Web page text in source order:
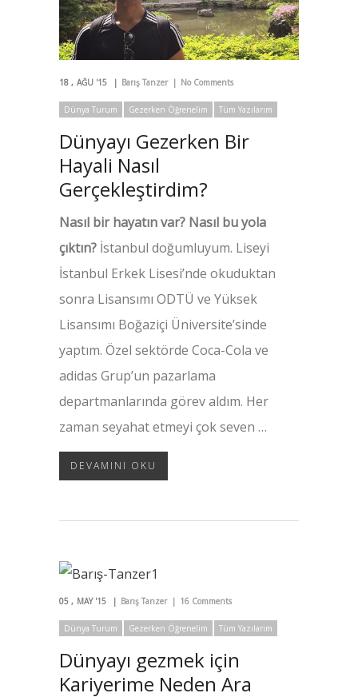
18 AĞU '15 Barış Tanzer No Comments
Dünya Turum Gezerken Öğrenelim Tüm Yazılarım
Dünyayı Gezerken Bir
Hayali Nasıl
Gerçekleştirdim?
Nasıl bir hayatın var? Nasıl bu yola
çıktın? İstanbul doğumluyum. Liseyi
İstanbul Erkek Lisesi’nde okuduktan
sonra Lisansımı ODTÜ ve Yüksek
Lisansımı Boğaziçi Üniversite’sinde
yaptım. Özel sektörde Coca-Cola ve
adidas Grup’un pazarlama
departmanlarında görev aldım. Her
zaman seyahat etmeyi çok seven …
DEVAMINI OKU
05 MAY '15 Barış Tanzer 16 Comments
Dünya Turum Gezerken Öğrenelim Tüm Yazılarım
Dünyayı gezmek için
Kariyerime Neden Ara